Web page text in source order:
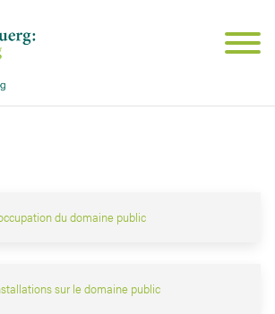
du domaine public
sur le domaine public